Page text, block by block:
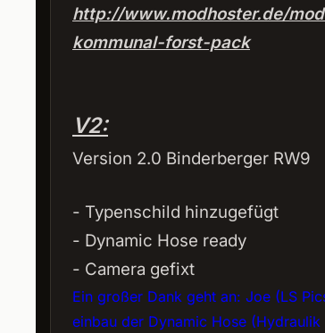
http://www.modhoster.de/
kommunal-forst-pack
V2:
Version 2.0 Binderberger RW9
- Typenschild hinzugefügt
- Dynamic Hose ready
- Camera gefixt
Ein großer Dank geht an: Joe (LS
einbau der Dynamic Hose